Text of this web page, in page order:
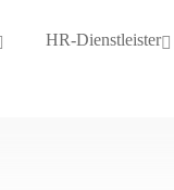
HR-Dienstleister